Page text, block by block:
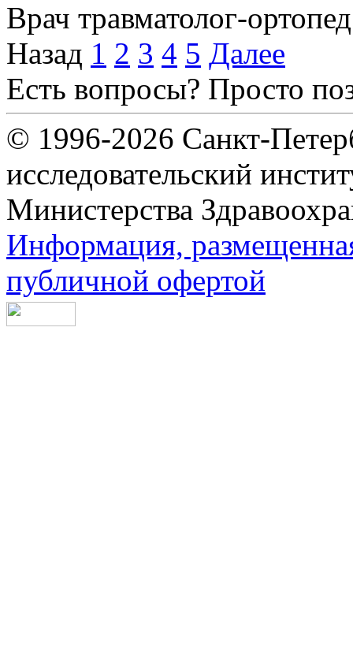
Врач травматолог-ортопед
Назад 1 2 3 4 5 Далее
Есть вопросы? Просто
© 1996-2026 Санкт-
исследовательский
Министерства
Информация,
публичной офертой